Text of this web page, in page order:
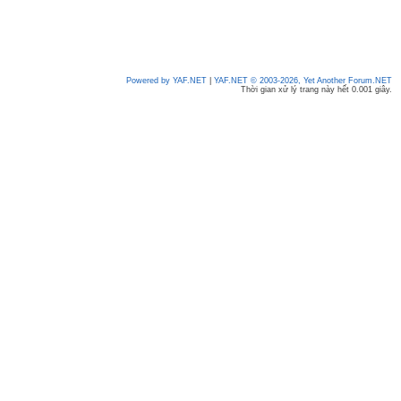
Powered by YAF.NET
YAF.NET © 2003-2026, Yet Another Forum.NET
Thời gian xử lý trang này hết 0.001 giây.